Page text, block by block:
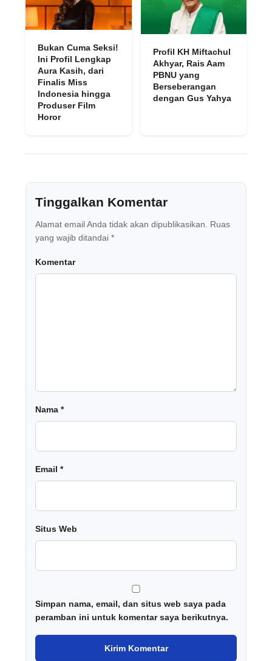
Bukan Cuma Seksi!
Ini Profil Lengkap
Aura Kasih, dari
Finalis Miss
Indonesia hingga
Produser Film
Horor
Profil KH Miftachul
Akhyar, Rais Aam
PBNU yang
Berseberangan
dengan Gus Yahya
Tinggalkan Komentar
Alamat email Anda tidak akan dipublikasikan. Ruas
yang wajib ditandai *
Komentar
Nama *
Email *
Situs Web
Simpan nama, email, dan situs web saya pada
peramban ini untuk komentar saya berikutnya.